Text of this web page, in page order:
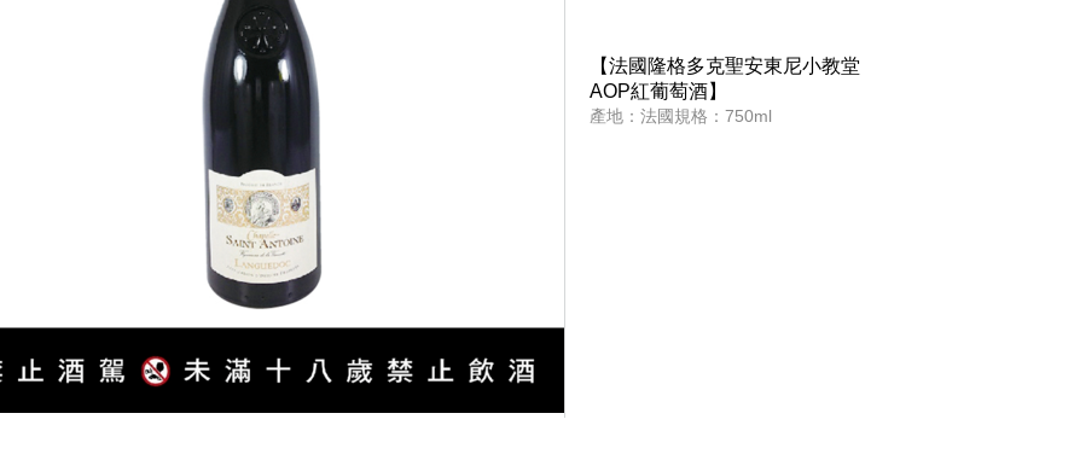
【法國隆格多克聖安東尼小教堂
AOP紅葡萄酒】
產地：法國規格：750ml